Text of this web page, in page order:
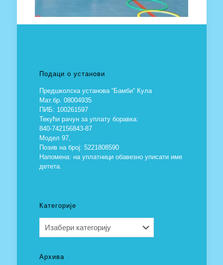
Подаци о установи
Предшколска установа “Бамби“ Кула
Мат.бр. 08004935
ПИБ: 100261597
Текући рачун за уплату боравка:
840-742156843-87
Модел 97,
Позив на број: 5221808590
Напомена: на уплатници обавезно уписати име
детета.
Категорије
Архива